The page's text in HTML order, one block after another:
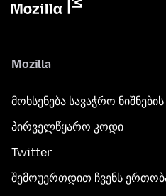
Mozilla
მოხსენება სავაჭრო
პირველწყარო კოდი
Twitter
შემოუერთდით ჩვენს